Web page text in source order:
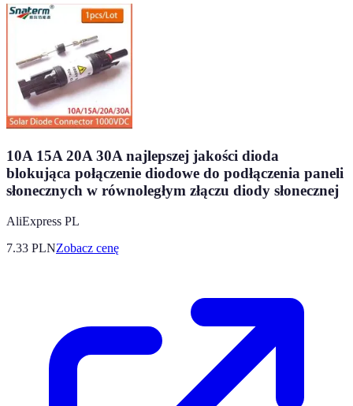
10A 15A 20A 30A najlepszej jakości dioda
blokująca połączenie diodowe do podłączenia paneli
słonecznych w równoległym złączu diody słonecznej
AliExpress PL
7.33 PLNZobacz cenę